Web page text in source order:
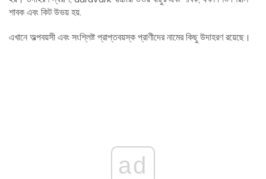
শাবক এবং কিট উভয় হয়.
এখানে অল্পবয়সী এবং সংশ্লিষ্ট প্রাপ্তবয়স্ক প্রাণীদের নামের কিছু উদাহরণ রয়েছে।
ad